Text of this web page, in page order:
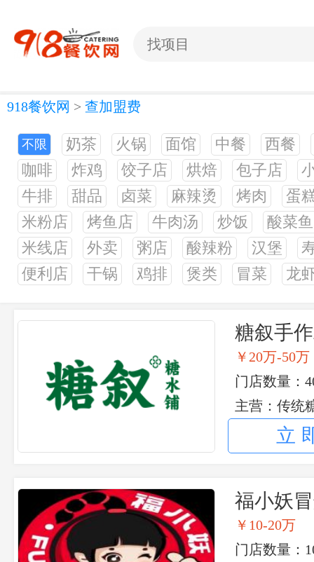
918餐饮网 > 查加盟费
不限 奶茶 火锅 面馆 中餐
西餐
咖啡
炸鸡 饺子店 烘焙 包子店
牛排
甜品 卤菜 麻辣烫 烤肉
蛋
米粉店
烤鱼店 牛肉汤 炒饭
酸菜鱼
米线店
外卖 粥店 酸辣粉 汉堡
便利店
干锅 鸡排 煲类 冒菜 龙
糖叙手
￥20万-50万
门店数量：
主营：传统
立
福小妖
￥10-20万
门店数量：